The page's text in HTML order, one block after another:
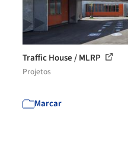
Traffic House / MLRP
Projetos
Marcar